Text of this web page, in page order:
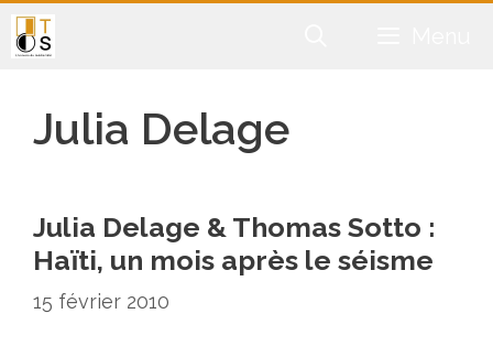
Aller
au
Julia Delage
Julia Delage & Thomas Sotto :
Haïti, un mois après le séisme
15 février 2010